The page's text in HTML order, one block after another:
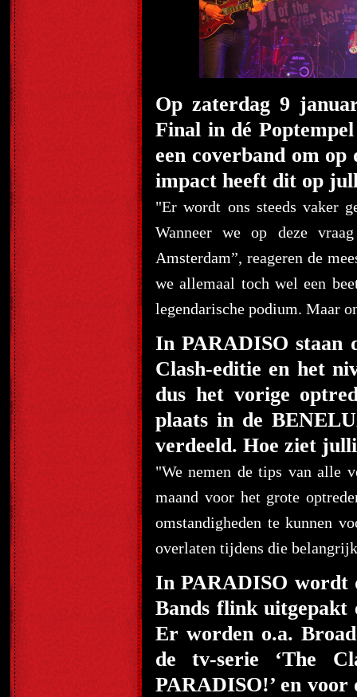
Op zaterdag 9
Final in dé
een coverband om
impact heeft dit op
"Er wordt ons steeds vaker
Wanneer we op deze
Amsterdam”, reageren de
we allemaal toch wel een
legendarische podium. Maar
In PARADISO staan
Clash-editie en het
dus het vorige
plaats in de
verdeeld. Hoe ziet
"We nemen de tips van alle
maand voor het grote
omstandigheden te kunnen
overlaten tijdens die
In PARADISO wordt
Bands flink uitgepakt
Er worden o.a.
de tv-serie ‘The
PARADISO!’ en voor